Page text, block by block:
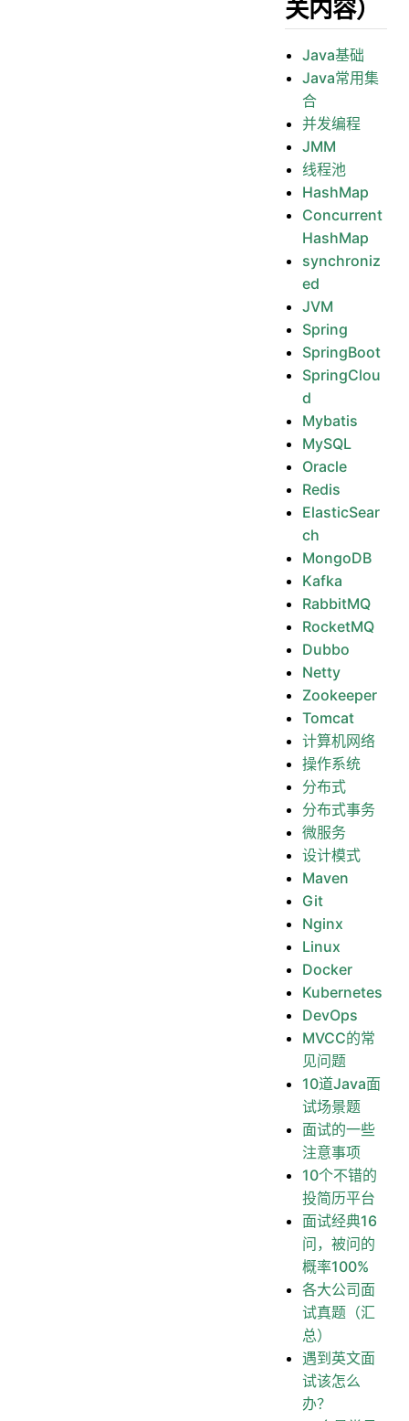
关内容）
Java基础
Java常用集
合
并发编程
JMM
线程池
HashMap
Concurrent
HashMap
synchroniz
ed
JVM
Spring
SpringBoot
SpringClou
d
Mybatis
MySQL
Oracle
Redis
ElasticSear
ch
MongoDB
Kafka
RabbitMQ
RocketMQ
Dubbo
Netty
Zookeeper
Tomcat
计算机网络
操作系统
分布式
分布式事务
微服务
设计模式
Maven
Git
Nginx
Linux
Docker
Kubernetes
DevOps
MVCC的常
见问题
10道Java面
试场景题
面试的一些
注意事项
10个不错的
投简历平台
面试经典16
问，被问的
概率100%
各大公司面
试真题（汇
总）
遇到英文面
试该怎么
办？